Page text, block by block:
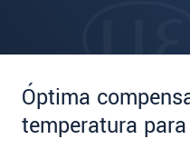
Óptima
temperatura